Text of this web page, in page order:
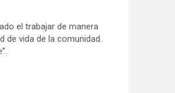
el trabajar de manera
de vida de la comunidad.